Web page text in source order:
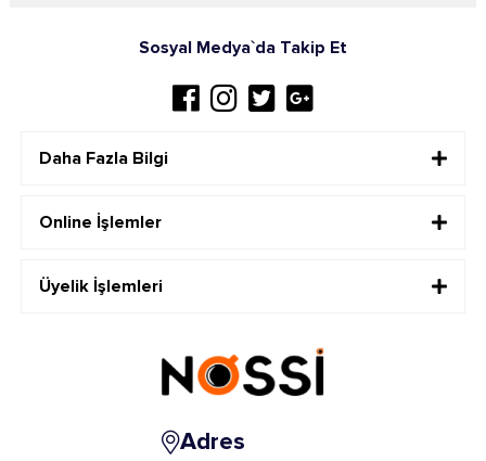
Sosyal Medya`da Takip Et
Daha Fazla Bilgi
Online İşlemler
Üyelik İşlemleri
Adres